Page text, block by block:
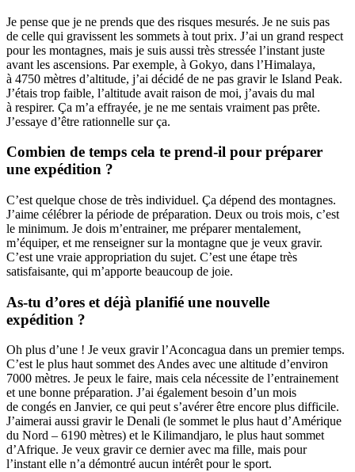
Je pense que je ne prends que des risques mesurés. Je ne suis pas
de celle qui gravissent les sommets à tout prix. J’ai un grand respect
pour les montagnes, mais je suis aussi très stressée l’instant juste
avant les ascensions. Par exemple, à Gokyo, dans l’Himalaya,
à 4750 mètres d’altitude, j’ai décidé de ne pas gravir le Island Peak.
J’étais trop faible, l’altitude avait raison de moi, j’avais du mal
à respirer. Ça m’a effrayée, je ne me sentais vraiment pas prête.
J’essaye d’être rationnelle sur ça.
Combien de temps cela te prend-il pour préparer
une expédition ?
C’est quelque chose de très individuel. Ça dépend des montagnes.
J’aime célébrer la période de préparation. Deux ou trois mois, c’est
le minimum. Je dois m’entrainer, me préparer mentalement,
m’équiper, et me renseigner sur la montagne que je veux gravir.
C’est une vraie appropriation du sujet. C’est une étape très
satisfaisante, qui m’apporte beaucoup de joie.
As-tu d’ores et déjà planifié une nouvelle
expédition ?
Oh plus d’une ! Je veux gravir l’Aconcagua dans un premier temps.
C’est le plus haut sommet des Andes avec une altitude d’environ
7000 mètres. Je peux le faire, mais cela nécessite de l’entrainement
et une bonne préparation. J’ai également besoin d’un mois
de congés en Janvier, ce qui peut s’avérer être encore plus difficile.
J’aimerai aussi gravir le Denali (le sommet le plus haut d’Amérique
du Nord – 6190 mètres) et le Kilimandjaro, le plus haut sommet
d’Afrique. Je veux gravir ce dernier avec ma fille, mais pour
l’instant elle n’a démontré aucun intérêt pour le sport.